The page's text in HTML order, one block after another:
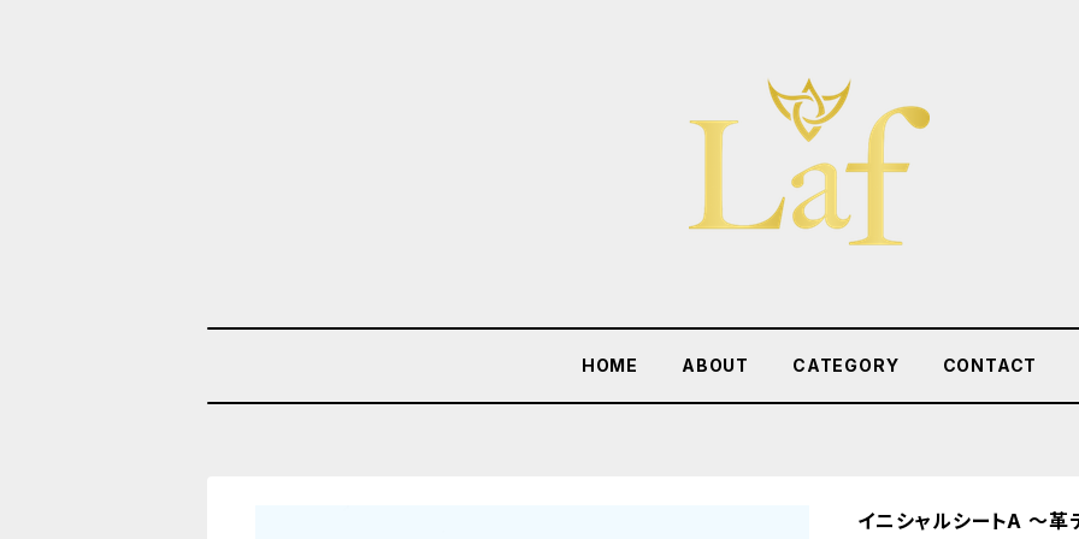
HOME ABOUT CATEGORY CONTACT
イニシャルシートA 〜革